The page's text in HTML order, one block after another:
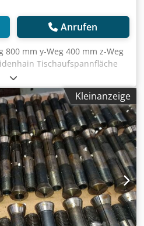
Anrufen
800 mm y-Weg 400 mm z-Weg
Tischaufspannfläche
40 x 2000 U/min
2,2 kW
Raumbedarf ca. 1700 x 1600 x
in
Schwenk-Kipptisch inkl.
S20x2
Apoqpl Uuomjrf Maschine
Kleinanzeige